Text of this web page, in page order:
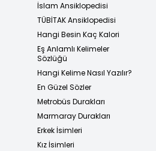
İslam Ansiklopedisi
TÜBİTAK Ansiklopedisi
Hangi Besin Kaç Kalori
Eş Anlamlı Kelimeler
Sözlüğü
Hangi Kelime Nasıl Yazılır?
En Güzel Sözler
Metrobüs Durakları
Marmaray Durakları
Erkek İsimleri
Kız İsimleri